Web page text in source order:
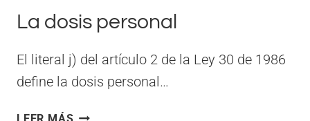
La dosis personal
El literal j) del artículo 2 de la Ley 30 de 1986
define la dosis personal…
LA